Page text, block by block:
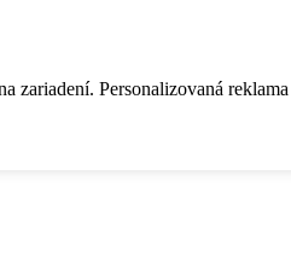
Personalizovaná reklama